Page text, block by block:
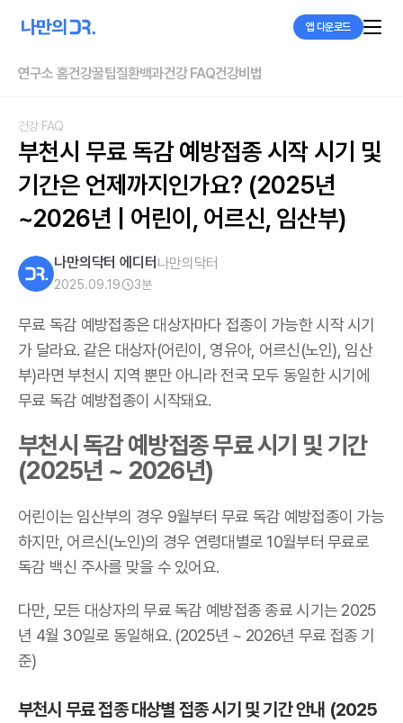
앱 다운로드
연구소 홈건강꿀팁질환백과건강 FAQ건강비법
건강 FAQ
부천시 무료 독감 예방접종 시작 시기 및
기간은 언제까지인가요? (2025년
~2026년 | 어린이, 어르신, 임산부)
나만의닥터 에디터 나만의닥터
2025.09.19 3분
무료 독감 예방접종은 대상자마다 접종이 가능한 시작 시기
가 달라요. 같은 대상자(어린이, 영유아, 어르신(노인), 임산
부)라면 부천시 지역 뿐만 아니라 전국 모두 동일한 시기에
무료 독감 예방접종이 시작돼요.
부천시 독감 예방접종 무료 시기 및 기간
(2025년 ~ 2026년)
어린이는 임산부의 경우 9월부터 무료 독감 예방접종이 가능
하지만, 어르신(노인)의 경우 연령대별로 10월부터 무료로
독감 백신 주사를 맞을 수 있어요.
다만, 모든 대상자의 무료 독감 예방접종 종료 시기는 2025
년 4월 30일로 동일해요. (2025년 ~ 2026년 무료 접종 기
준)
부천시 무료 접종 대상별 접종 시기 및 기간 안내 (2025